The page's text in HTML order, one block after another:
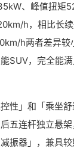
、峰值扭矩
h，相比长
h两者差异较
SUV，完全能
性」和「乘坐
五连杆独立悬
振器」，兼具